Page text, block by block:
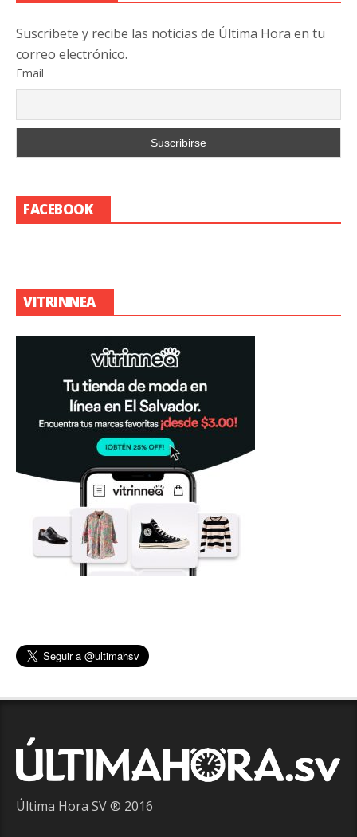
Suscribete y recibe las noticias de Última Hora en tu
correo electrónico.
Email
FACEBOOK
VITRINNEA
Última Hora SV ® 2016